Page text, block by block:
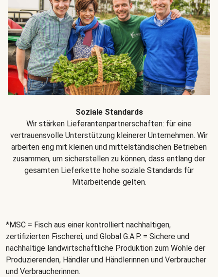
Soziale Standards
Wir stärken Lieferantenpartnerschaften: für eine
vertrauensvolle Unterstützung kleinerer Unternehmen. Wir
arbeiten eng mit kleinen und mittelständischen Betrieben
zusammen, um sicherstellen zu können, dass entlang der
gesamten Lieferkette hohe soziale Standards für
Mitarbeitende gelten.
*MSC = Fisch aus einer kontrolliert nachhaltigen,
zertifizierten Fischerei, und Global G.A.P. = Sichere und
nachhaltige landwirtschaftliche Produktion zum Wohle der
Produzierenden, Händler und Händlerinnen und Verbraucher
und Verbraucherinnen.